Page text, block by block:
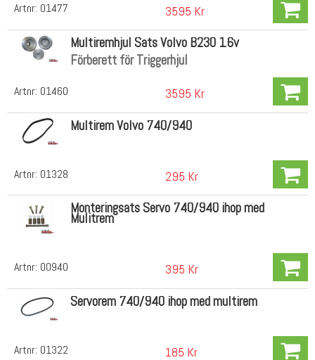
Artnr: 01477 3595 Kr
Artnr: 01460
Multiremhjul Sats Volvo B230 16v
Förberett för Triggerhjul
3595 Kr
Artnr: 01328
Multirem Volvo 740/940
295 Kr
Artnr: 00940
Monteringsats Servo 740/940 ihop med
Mulitrem
395 Kr
Artnr: 01322
Servorem 740/940 ihop med multirem
185 Kr